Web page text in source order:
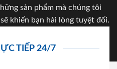
sản phẩm mà chúng tôi
khiến bạn hài lòng tuyệt đối.
TIẾP 24/7